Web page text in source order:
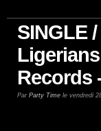
SINGLE
Records
Par Party Time le vendredi